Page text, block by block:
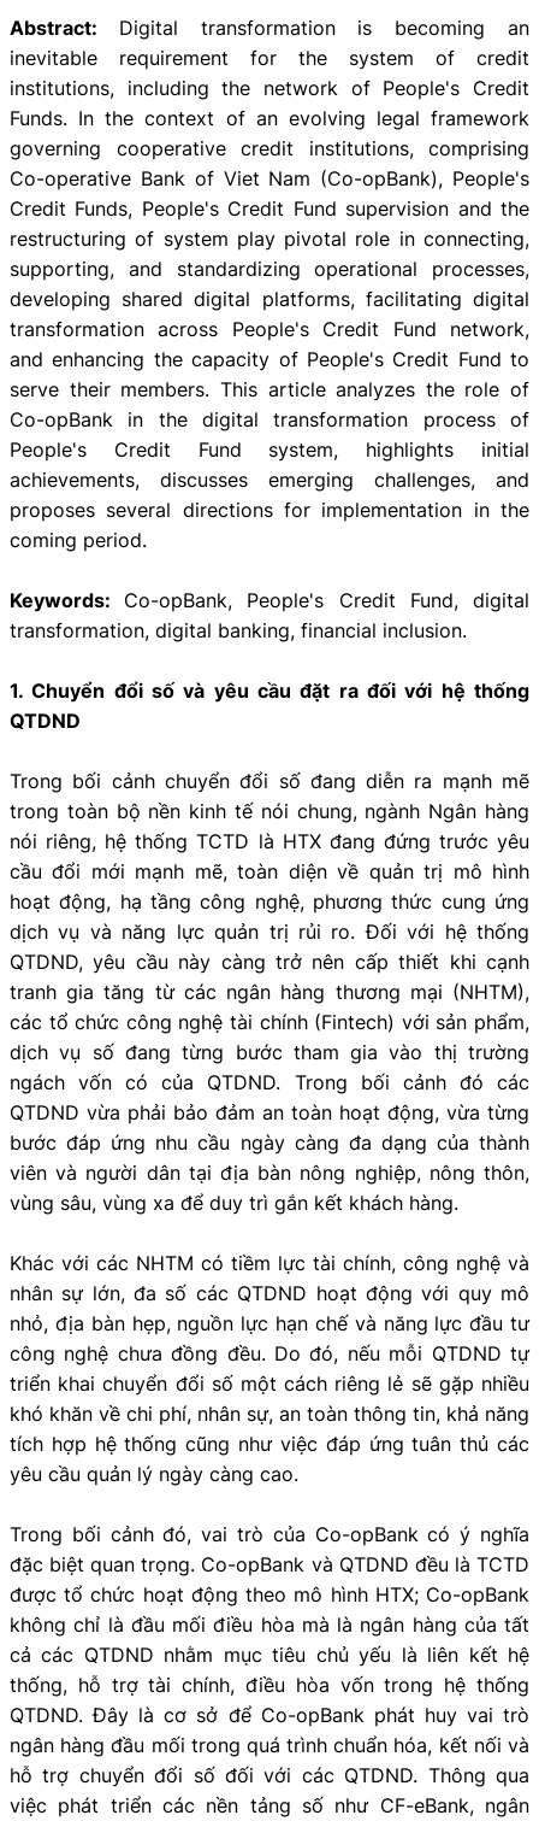
Abstract: Digital transformation is becoming an
inevitable requirement for the system of credit
institutions, including the network of People's Credit
Funds. In the context of an evolving legal framework
governing cooperative credit institutions, comprising
Co-operative Bank of Viet Nam (Co-opBank), People's
Credit Funds, People's Credit Fund supervision and the
restructuring of system play pivotal role in connecting,
supporting, and standardizing operational processes,
developing shared digital platforms, facilitating digital
transformation across People's Credit Fund network,
and enhancing the capacity of People's Credit Fund to
serve their members. This article analyzes the role of
Co-opBank in the digital transformation process of
People's Credit Fund system, highlights initial
achievements, discusses emerging challenges, and
proposes several directions for implementation in the
coming period.
Keywords: Co-opBank, People's Credit Fund, digital
transformation, digital banking, financial inclusion.
1. Chuyển đổi số và yêu cầu đặt ra đối với hệ thống
QTDND
Trong bối cảnh chuyển đổi số đang diễn ra mạnh mẽ
trong toàn bộ nền kinh tế nói chung, ngành Ngân hàng
nói riêng, hệ thống TCTD là HTX đang đứng trước yêu
cầu đổi mới mạnh mẽ, toàn diện về quản trị mô hình
hoạt động, hạ tầng công nghệ, phương thức cung ứng
dịch vụ và năng lực quản trị rủi ro. Đối với hệ thống
QTDND, yêu cầu này càng trở nên cấp thiết khi cạnh
tranh gia tăng từ các ngân hàng thương mại (NHTM),
các tổ chức công nghệ tài chính (Fintech) với sản phẩm,
dịch vụ số đang từng bước tham gia vào thị trường
ngách vốn có của QTDND. Trong bối cảnh đó các
QTDND vừa phải bảo đảm an toàn hoạt động, vừa từng
bước đáp ứng nhu cầu ngày càng đa dạng của thành
viên và người dân tại địa bàn nông nghiệp, nông thôn,
vùng sâu, vùng xa để duy trì gắn kết khách hàng.
Khác với các NHTM có tiềm lực tài chính, công nghệ và
nhân sự lớn, đa số các QTDND hoạt động với quy mô
nhỏ, địa bàn hẹp, nguồn lực hạn chế và năng lực đầu tư
công nghệ chưa đồng đều. Do đó, nếu mỗi QTDND tự
triển khai chuyển đổi số một cách riêng lẻ sẽ gặp nhiều
khó khăn về chi phí, nhân sự, an toàn thông tin, khả năng
tích hợp hệ thống cũng như việc đáp ứng tuân thủ các
yêu cầu quản lý ngày càng cao.
Trong bối cảnh đó, vai trò của Co-opBank có ý nghĩa
đặc biệt quan trọng. Co-opBank và QTDND đều là TCTD
được tổ chức hoạt động theo mô hình HTX; Co-opBank
không chỉ là đầu mối điều hòa mà là ngân hàng của tất
cả các QTDND nhằm mục tiêu chủ yếu là liên kết hệ
thống, hỗ trợ tài chính, điều hòa vốn trong hệ thống
QTDND. Đây là cơ sở để Co-opBank phát huy vai trò
ngân hàng đầu mối trong quá trình chuẩn hóa, kết nối và
hỗ trợ chuyển đổi số đối với các QTDND. Thông qua
việc phát triển các nền tảng số như CF-eBank, ngân